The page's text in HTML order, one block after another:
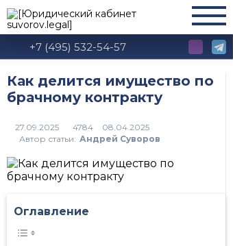
+7 (495) 532-54-57
Как делится имущество по
брачному контракту
4784
Автор статьи: Андрей Суворов
Оглавление